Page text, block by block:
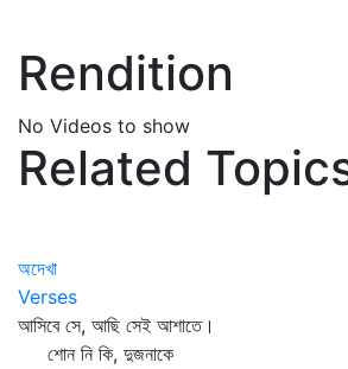
Rendition
No Videos to show
Related
অদেখা
Verses
আসিবে সে, আছি সেই আশাতে।
শোন নি কি, দুজনাকে